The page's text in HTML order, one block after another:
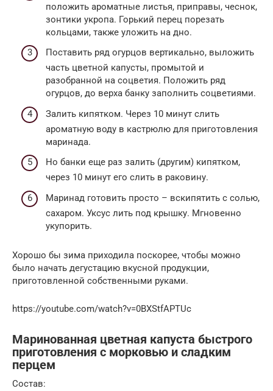
положить ароматные листья, приправы, чеснок,
зонтики укропа. Горький перец порезать
кольцами, также уложить на дно.
Поставить ряд огурцов вертикально, выложить
часть цветной капусты, промытой и
разобранной на соцветия. Положить ряд
огурцов, до верха банку заполнить соцветиями.
Залить кипятком. Через 10 минут слить
ароматную воду в кастрюлю для приготовления
маринада.
Но банки еще раз залить (другим) кипятком,
через 10 минут его слить в раковину.
Маринад готовить просто – вскипятить с солью,
сахаром. Уксус лить под крышку. Мгновенно
укупорить.
Хорошо бы зима приходила поскорее, чтобы можно
было начать дегустацию вкусной продукции,
приготовленной собственными руками.
https://youtube.com/watch?v=0BXStfAPTUc
Маринованная цветная капуста быстрого
приготовления с морковью и сладким
перцем
Состав: